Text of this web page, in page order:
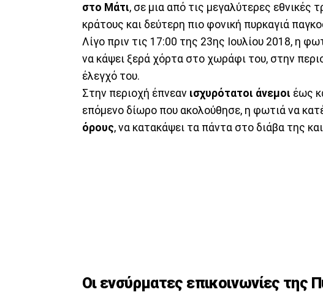
στο Μάτι, σε μια από τις μεγαλύτερες εθνικές
κράτους και δεύτερη πιο φονική πυρκαγιά
Λίγο πριν τις 17:00 της 23ης Ιουλίου 2018, η
να κάψει ξερά χόρτα στο χωράφι του, στην
έλεγχό του.
Στην περιοχή έπνεαν ισχυρότατοι άνεμοι έως
επόμενο δίωρο που ακολούθησε, η φωτιά να
όρους, να κατακάψει τα πάντα στο διάβα της
Οι ενσύρματες επικοινωνίες της